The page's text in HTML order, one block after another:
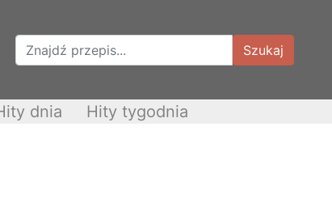
Szukaj
dnia Hity tygodnia